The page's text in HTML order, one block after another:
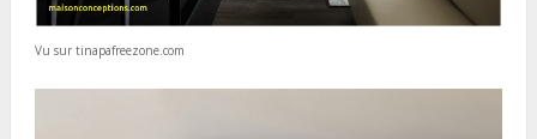
Vu sur tinapafreezone.com